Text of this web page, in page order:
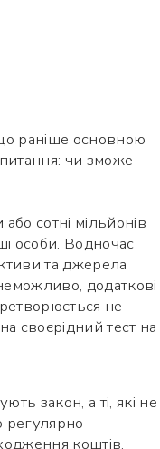
раніше основною
чи зможе
сотні мільйонів
особи. Водночас
та джерела
додаткові
не
своєрідний тест на
закон, а ті, які не
регулярно
коштів,